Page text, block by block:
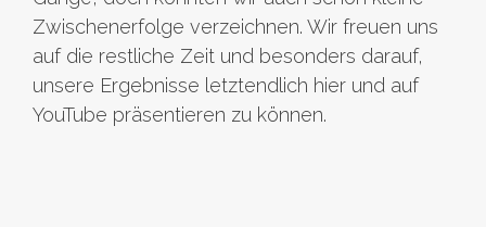
Zwischenerfolge verzeichnen. Wir freuen uns
auf die restliche Zeit und besonders darauf,
unsere Ergebnisse letztendlich hier und auf
YouTube präsentieren zu können.